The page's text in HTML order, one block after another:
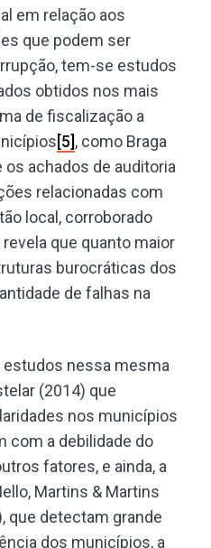
em relação aos
que podem ser
tem-se estudos
obtidos nos mais
de fiscalização a
[5], como Braga
os achados de auditoria
relacionadas com
local, corroborado
que quanto maior
burocráticas dos
de falhas na
nessa mesma
(2014) que
nos municípios
com a debilidade do
fatores, e ainda, a
Martins & Martins
que detectam grande
dos municípios, a